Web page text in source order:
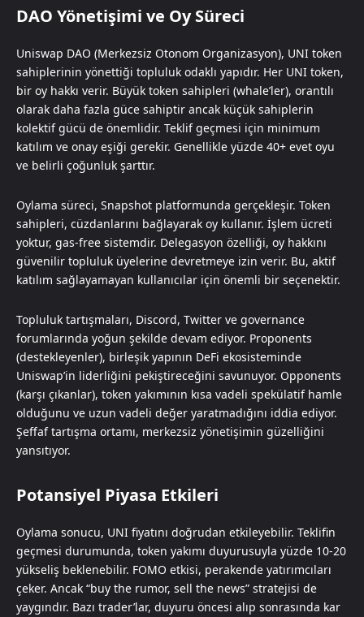
DAO Yönetişimi ve Oy Süreci
Uniswap DAO (Merkezsiz Otonom Organizasyon), UNI token
sahiplerinin yönettiği topluluk odaklı yapıdır. Her UNI token,
bir oy hakkı verir. Büyük token sahipleri (whale’ler), orantılı
olarak daha fazla güce sahiptir ancak küçük sahiplerin
kolektif gücü de önemlidir. Teklif geçmesi için minimum
katılım ve onay eşiği gerekir. Genellikle yüzde 40+ evet oyu
ve belirli çoğunluk şarttır.
Oylama süreci, Snapshot platformunda gerçekleşir. Token
sahipleri, cüzdanlarını bağlayarak oy kullanır. İşlem ücreti
yoktur, gas-free sistemdir. Delegasyon özelliği, oy hakkını
güvenilir topluluk üyelerine devretmeye izin verir. Bu, aktif
katılım sağlayamayan kullanıcılar için önemli bir seçenektir.
Topluluk tartışmaları, Discord, Twitter ve governance
forumlarında yoğun şekilde devam ediyor. Proponents
(destekleyenler), birleşik yapının DeFi ekosisteminde
Uniswap’in liderliğini pekiştireceğini savunuyor. Opponents
(karşı çıkanlar), token yakımının kısa vadeli spekülatif hamle
olduğunu ve uzun vadeli değer yaratmadığını iddia ediyor.
Şeffaf tartışma ortamı, merkezsiz yönetişimin güzelliğini
yansıtıyor.
Potansiyel Piyasa Etkileri
Oylama sonucu, UNI fiyatını doğrudan etkileyebilir. Teklifin
geçmesi durumunda, token yakımı duyurusuyla yüzde 10-20
yükseliş beklenebilir. FOMO etkisi, perakende yatırımcıları
çeker. Ancak “buy the rumor, sell the news” stratejisi de
yaygındır. Bazı trader’lar, duyuru öncesi alıp sonrasında kar